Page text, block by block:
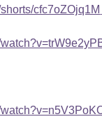
cfc7oZOjq1M